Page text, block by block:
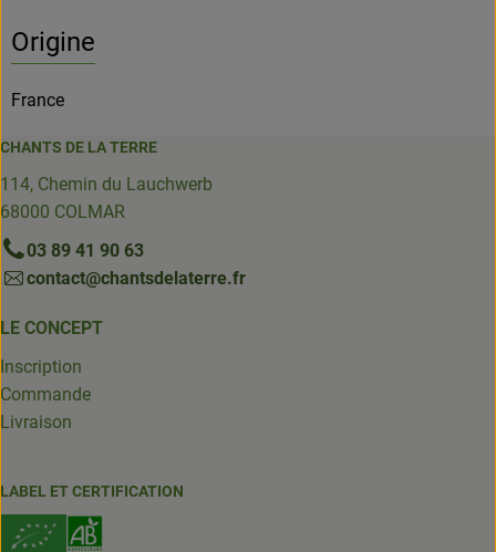
Origine
France
CHANTS DE LA TERRE
114, Chemin du Lauchwerb
68000 COLMAR
03 89 41 90 63
contact@chantsdelaterre.fr
LE CONCEPT
Inscription
Commande
Livraison
LABEL ET CERTIFICATION